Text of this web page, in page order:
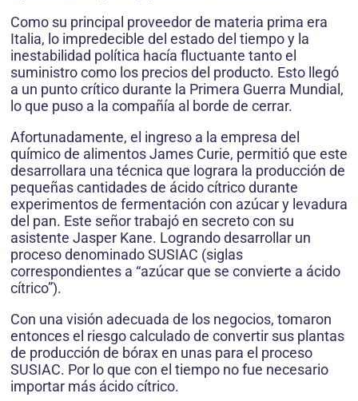
Como su principal proveedor de materia prima era
Italia, lo impredecible del estado del tiempo y la
inestabilidad política hacía fluctuante tanto el
suministro como los precios del producto. Esto llegó
a un punto crítico durante la Primera Guerra Mundial,
lo que puso a la compañía al borde de cerrar.
Afortunadamente, el ingreso a la empresa del
químico de alimentos James Curie, permitió que este
desarrollara una técnica que lograra la producción de
pequeñas cantidades de ácido cítrico durante
experimentos de fermentación con azúcar y levadura
del pan. Este señor trabajó en secreto con su
asistente Jasper Kane. Logrando desarrollar un
proceso denominado SUSIAC (siglas
correspondientes a “azúcar que se convierte a ácido
cítrico”).
Con una visión adecuada de los negocios, tomaron
entonces el riesgo calculado de convertir sus plantas
de producción de bórax en unas para el proceso
SUSIAC. Por lo que con el tiempo no fue necesario
importar más ácido cítrico.